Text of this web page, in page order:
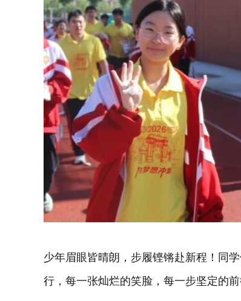
少年眉眼皆晴朗，步履铿锵赴新程！同
行，每一张灿烂的笑脸，每一步坚定的